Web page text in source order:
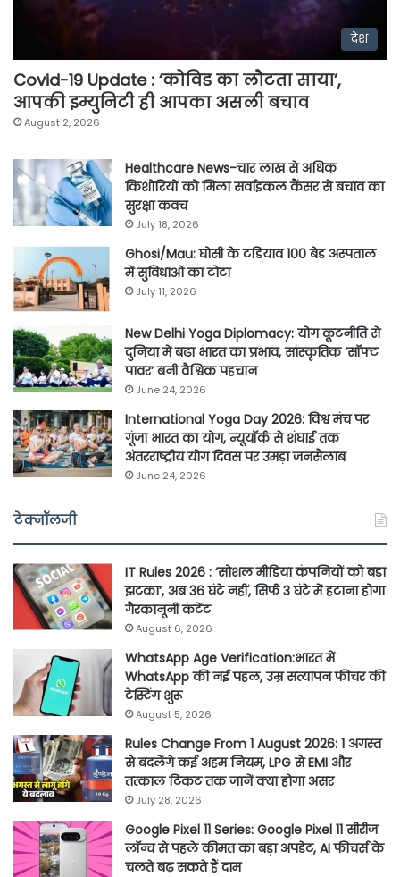
देश
Covid-19 Update : ‘कोविड का लौटता साया’,
आपकी इम्युनिटी ही आपका असली बचाव
August 2, 2026
Healthcare News-चार लाख से अधिक
किशोरियों को मिला सर्वाइकल कैंसर से बचाव का
सुरक्षा कवच
July 18, 2026
Ghosi/Mau: घोसी के टडियाव 100 बेड अस्पताल
में सुविधाओं का टोटा
July 11, 2026
New Delhi Yoga Diplomacy: योग कूटनीति से
दुनिया में बढ़ा भारत का प्रभाव, सांस्कृतिक ‘सॉफ्ट
पावर’ बनी वैश्विक पहचान
June 24, 2026
International Yoga Day 2026: विश्व मंच पर
गूंजा भारत का योग, न्यूयॉर्क से शंघाई तक
अंतरराष्ट्रीय योग दिवस पर उमड़ा जनसैलाब
June 24, 2026
टेक्नॉलजी
IT Rules 2026 : ‘सोशल मीडिया कंपनियों को बड़ा
झटका’, अब 36 घंटे नहीं, सिर्फ 3 घंटे में हटाना होगा
गैरकानूनी कंटेंट
August 6, 2026
WhatsApp Age Verification:भारत में
WhatsApp की नई पहल, उम्र सत्यापन फीचर की
टेस्टिंग शुरू
August 5, 2026
Rules Change From 1 August 2026: 1 अगस्त
से बदलेंगे कई अहम नियम, LPG से EMI और
तत्काल टिकट तक जानें क्या होगा असर
July 28, 2026
Google Pixel 11 Series: Google Pixel 11 सीरीज
लॉन्च से पहले कीमत का बड़ा अपडेट, AI फीचर्स के
चलते बढ़ सकते हैं दाम